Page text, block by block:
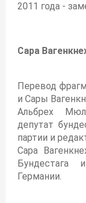
2011 года -
Сара
Перевод
и Сары
Альбрех
депутат
партии и
Сара
Бундестага
Германии.